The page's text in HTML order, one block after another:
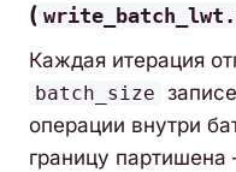
(
Каждая итерация
batch_size
операции внутри
границу